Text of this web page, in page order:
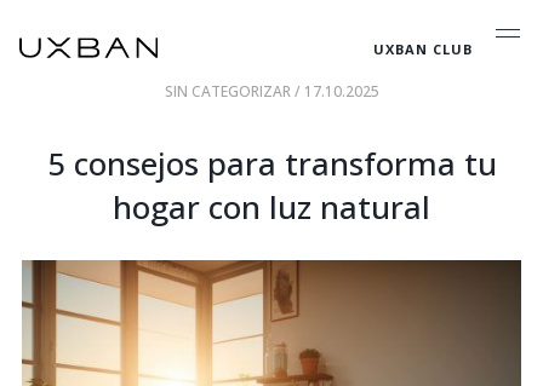
UXBAN CLUB
SIN CATEGORIZAR/ 17.10.2025
5 consejos para transforma tu
hogar con luz natural